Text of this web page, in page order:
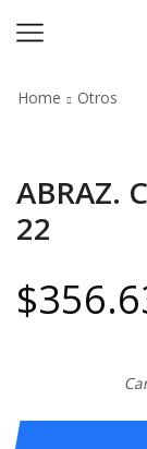
Home Otros
ABRAZ.
22
$